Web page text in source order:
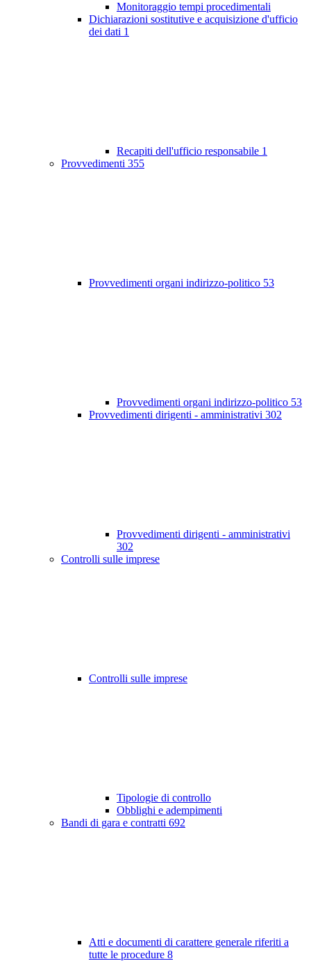
Monitoraggio tempi procedimentali
Dichiarazioni sostitutive e acquisizione d'ufficio
dei dati 1
Recapiti dell'ufficio responsabile 1
Provvedimenti 355
Provvedimenti organi indirizzo-politico 53
Provvedimenti organi indirizzo-politico 53
Provvedimenti dirigenti - amministrativi 302
Provvedimenti dirigenti - amministrativi
302
Controlli sulle imprese
Controlli sulle imprese
Tipologie di controllo
Obblighi e adempimenti
Bandi di gara e contratti 692
Atti e documenti di carattere generale riferiti a
tutte le procedure 8